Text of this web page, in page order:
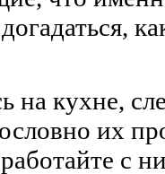
на кухне,
их
с